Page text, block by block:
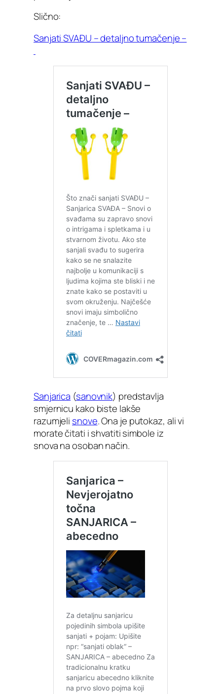
Slično:
Sanjati SVAĐU – detaljno tumačenje –
Sanjarica (sanovnik) predstavlja
smjernicu kako biste lakše
razumjeli snove. Ona je putokaz, ali vi
morate čitati i shvatiti simbole iz
snova na osoban način.